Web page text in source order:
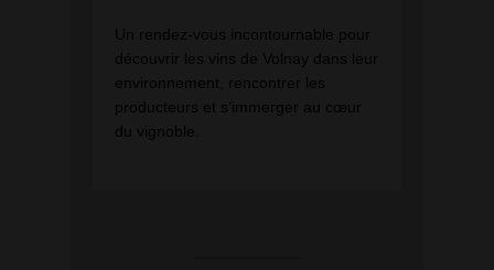
Un rendez-vous incontournable pour
découvrir les vins de Volnay dans leur
environnement, rencontrer les
producteurs et s’immerger au cœur
du vignoble.